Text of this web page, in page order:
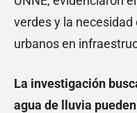
verdes y la
urbanos en
La investigación
agua de lluvia